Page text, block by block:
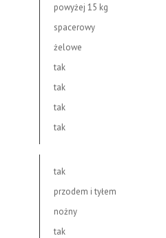
powyżej 15 kg
spacerowy
żelowe
tak
tak
tak
tak
tak
przodem i tyłem
nożny
tak